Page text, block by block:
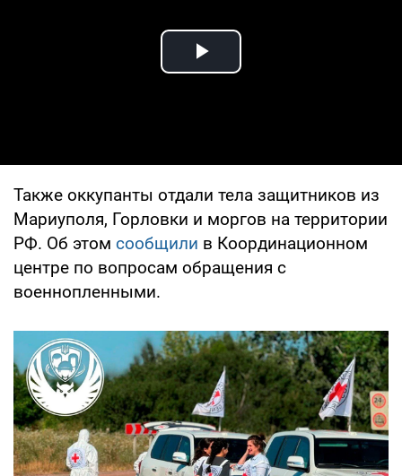
Play Video
Также оккупанты отдали тела защитников из
Мариуполя, Горловки и моргов на территории
РФ. Об этом сообщили в Координационном
центре по вопросам обращения с
военнопленными.